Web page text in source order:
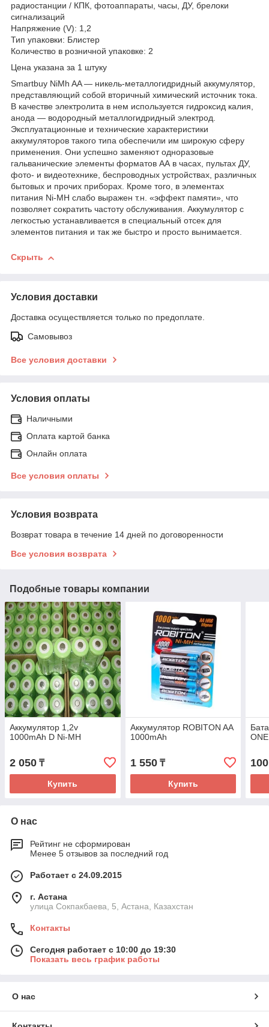
радиостанции / КПК, фотоаппараты, часы, ДУ, брелоки
сигнализаций
Напряжение (V): 1,2
Тип упаковки: Блистер
Количество в розничной упаковке: 2
Цена указана за 1 штуку
Smartbuy NiMh AA — никель-металлогидридный аккумулятор,
представляющий собой вторичный химический источник тока.
В качестве электролита в нем используется гидроксид калия,
анода — водородный металлогидридный электрод.
Эксплуатационные и технические характеристики
аккумуляторов такого типа обеспечили им широкую сферу
применения. Они успешно заменяют одноразовые
гальванические элементы форматов АА в часах, пультах ДУ,
фото- и видеотехнике, беспроводных устройствах, различных
бытовых и прочих приборах. Кроме того, в элементах
питания Ni-MH слабо выражен т.н. «эффект памяти», что
позволяет сократить частоту обслуживания. Аккумулятор с
легкостью устанавливается в специальный отсек для
элементов питания и так же быстро и просто вынимается.
Скрыть
Условия доставки
Доставка осуществляется только по предоплате.
Самовывоз
Все условия доставки
Условия оплаты
Наличными
Оплата картой банка
Онлайн оплата
Все условия оплаты
Условия возврата
Возврат товара в течение 14 дней по договоренности
Все условия возврата
Подобные товары компании
Аккумулятop 1,2v
1000mAh D Ni-MH
2 050 ₸
Купить
Аккумулятop ROBITON AA
1000mAh
1 550₸
Купить
100
О нас
Рейтинг не сформирован
Менее 5 отзывов за последний год
Работает с 24.09.2015
г. Астана
улица Сокпакбаева, 5, Астана, Казахстан
Контакты
Сегодня работает с 10:00 до 19:30
Показать весь график работы
О нас